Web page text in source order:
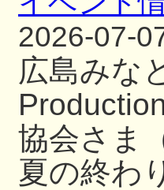
2026-07-
広島みな
協会さま
夏の終わ